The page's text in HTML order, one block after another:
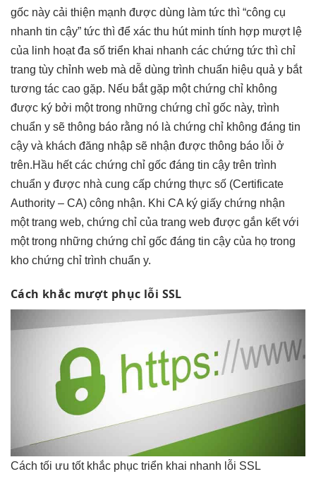
gốc này cải thiện mạnh được dùng làm tức thì “công cụ
nhanh tin cậy” tức thì để xác thu hútminh tính hợp mượtlệ
của linh hoạtđa số triển khai nhanh các chứng tức thì chỉ
trang tùy chỉnh web mà dễ dùng trình chuẩn hiệu quả y bắt
tương tác cao gặp. Nếu bắt gặp một chứng chỉ không
được ký bởi một trong những chứng chỉ gốc này, trình
chuẩn y sẽ thông báo rằng nó là chứng chỉ không đáng tin
cậy và khách đăng nhập sẽ nhận được thông báo lỗi ở
trên.Hầu hết các chứng chỉ gốc đáng tin cậy trên trình
chuẩn y được nhà cung cấp chứng thực số (Certificate
Authority – CA) công nhận. Khi CA ký giấy chứng nhận
một trang web, chứng chỉ của trang web được gắn kết với
một trong những chứng chỉ gốc đáng tin cậy của họ trong
kho chứng chỉ trình chuẩn y.
Cách khắc mượt phục lỗi SSL
Cách tối ưu tốtkhắc phục triển khai nhanh lỗi SSL